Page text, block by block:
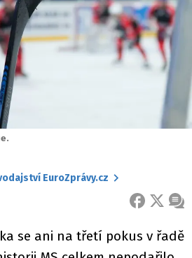
EuroZprávy.cz
FACEBOOK
X
se ani na třetí pokus v řadě